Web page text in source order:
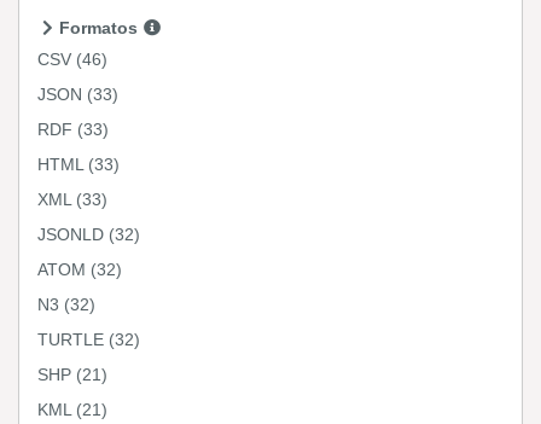
Formatos
CSV (46)
JSON (33)
RDF (33)
HTML (33)
XML (33)
JSONLD (32)
ATOM (32)
N3 (32)
TURTLE (32)
SHP (21)
KML (21)